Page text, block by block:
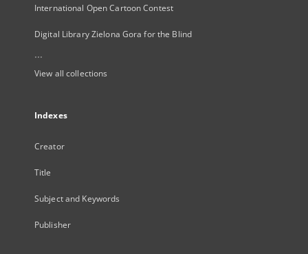
International Open Cartoon Contest
Digital Library Zielona Gora for the Blind
...
View all collections
Indexes
Creator
Title
Subject and Keywords
Publisher